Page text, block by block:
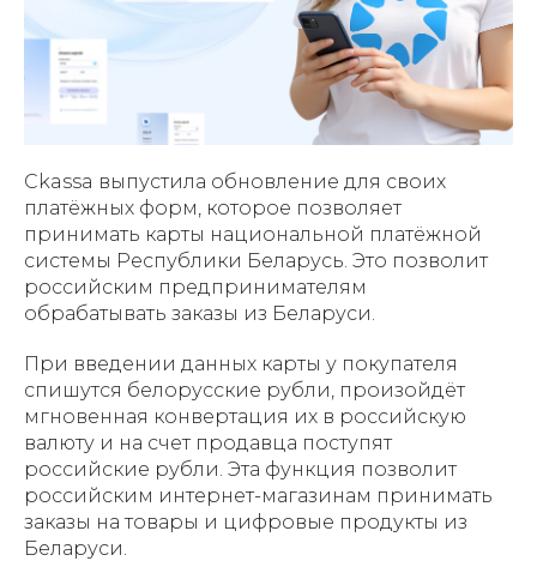
Ckassa выпустила обновление для своих
платёжных форм, которое позволяет
принимать карты национальной платёжной
системы Республики Беларусь. Это позволит
российским предпринимателям
обрабатывать заказы из Беларуси.
При введении данных карты у покупателя
спишутся белорусские рубли, произойдёт
мгновенная конвертация их в российскую
валюту и на счет продавца поступят
российские рубли. Эта функция позволит
российским интернет-магазинам принимать
заказы на товары и цифровые продукты из
Беларуси.